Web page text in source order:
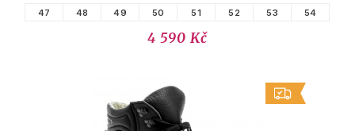
47 48 49 50 51 52 53 54
4 590 Kč